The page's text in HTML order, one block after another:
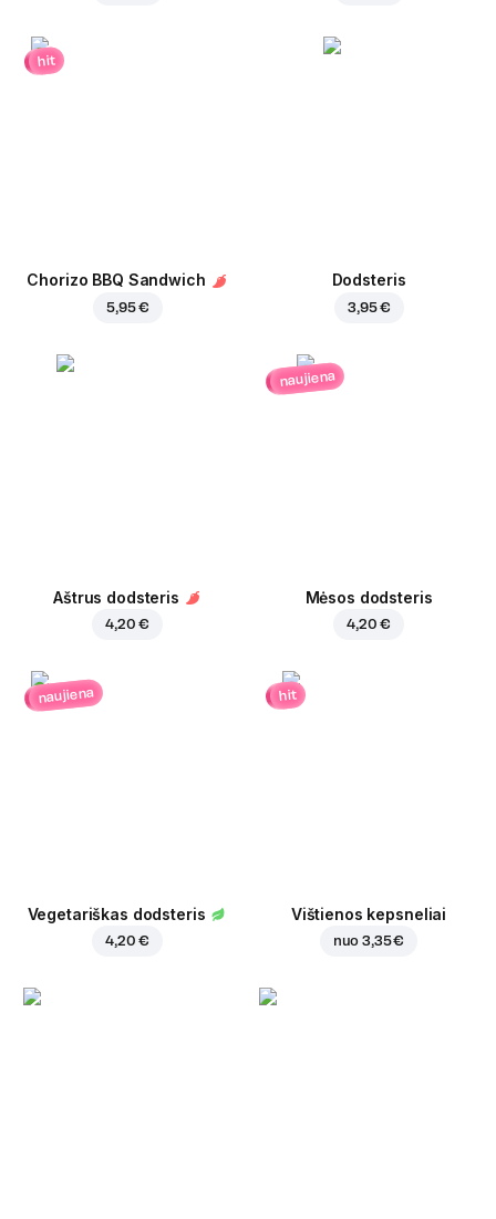
hit
Chorizo BBQ Sandwich
5,95 €
Dodsteris
3,95 €
Aštrus dodsteris
4,20 €
naujiena
Mėsos dodsteris
4,20 €
naujiena
Vegetariškas dodsteris
4,20 €
hit
Vištienos kepsneliai
nuo3,35 €